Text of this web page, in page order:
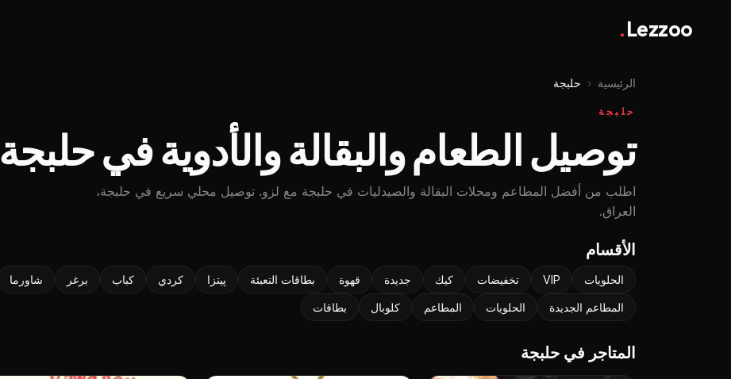
Lezzoo
.
الرئيسية ‹ حلبجة
حلبجة
توصيل الطعام والبقالة والأدوية في حلبجة
اطلب من أفضل المطاعم ومحلات البقالة والصيدليات في حلبجة مع لزو. توصيل محلي سريع في حلبجة،
العراق.
الأقسام
الحلويات VIP تخفيضات كيك جديدة قهوة بطاقات التعبئة پیتزا كردي كباب برغر شاورما
المطاعم الجديدة الحلويات المطاعم کلوبال بطاقات
المتاجر في حلبجة